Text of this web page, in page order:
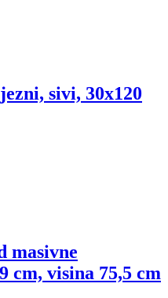
sivi, 30x120
masivne
cm, visina 75,5 cm